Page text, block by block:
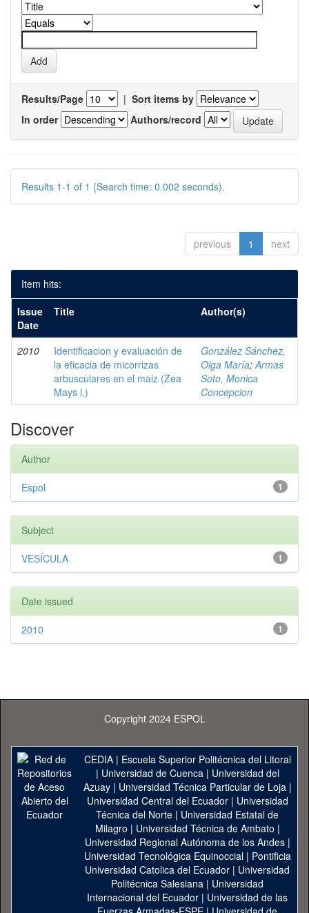
Results/Page | Sort items by
In order
Authors/record
Results 1-1 of 1 (Search time: 0.002 seconds).
previous 1 next
Item hits:
Issue
Date
Title Author(s)
2010
Identificacion y evaluación de
la eficacia de micorrizas
arbusculares en el maiz (Zea
Mays l.)
González Sánchez,
Olga María;Armas
Soto, Monica
Concepcion
Discover
Author
1
Espol
Subject
1
VESÍCULA
Date issued
1
2010
Copyright 2024 ESPOL
CEDIA| Escuela Superior Politécnica del Litoral
| Universidad de Cuenca| Universidad del
Azuay| Universidad Técnica Particular de Loja|
Universidad Central del Ecuador| Universidad
Técnica del Norte | Universidad Estatal de
Milagro | Universidad Técnica de Ambato |
Universidad Regional Autónoma de los Andes|
Universidad Tecnológica Equinoccial| Pontificia
Universidad Catolica del Ecuador | Universidad
Politécnica Salesiana | Universidad
Internacional del Ecuador | Universidad de las